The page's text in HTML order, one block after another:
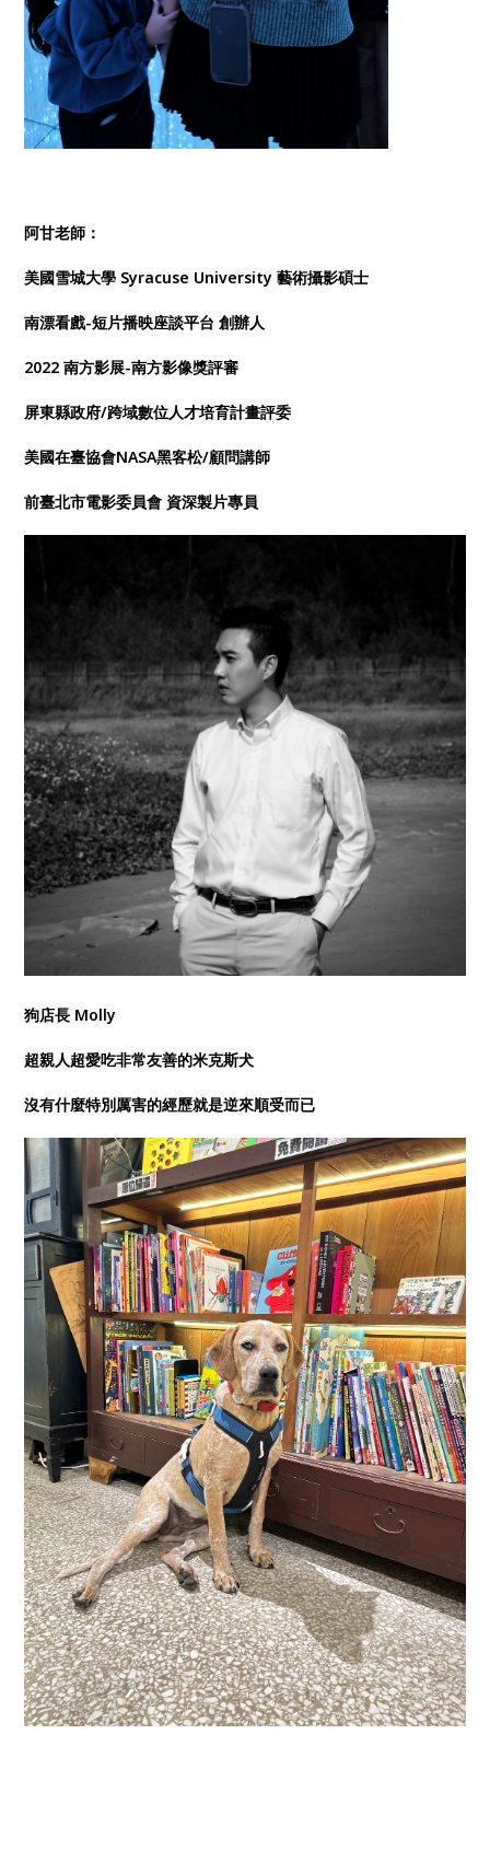
阿甘老師：
美國雪城大學 Syracuse University 藝術攝影碩士
南漂看戲-短片播映座談平台 創辦人
2022 南方影展-南方影像獎評審
屏東縣政府/跨域數位人才培育計畫評委
美國在臺協會NASA黑客松/顧問講師
前臺北市電影委員會 資深製片專員
狗店長 Molly
超親人超愛吃非常友善的米克斯犬
沒有什麼特別厲害的經歷就是逆來順受而已